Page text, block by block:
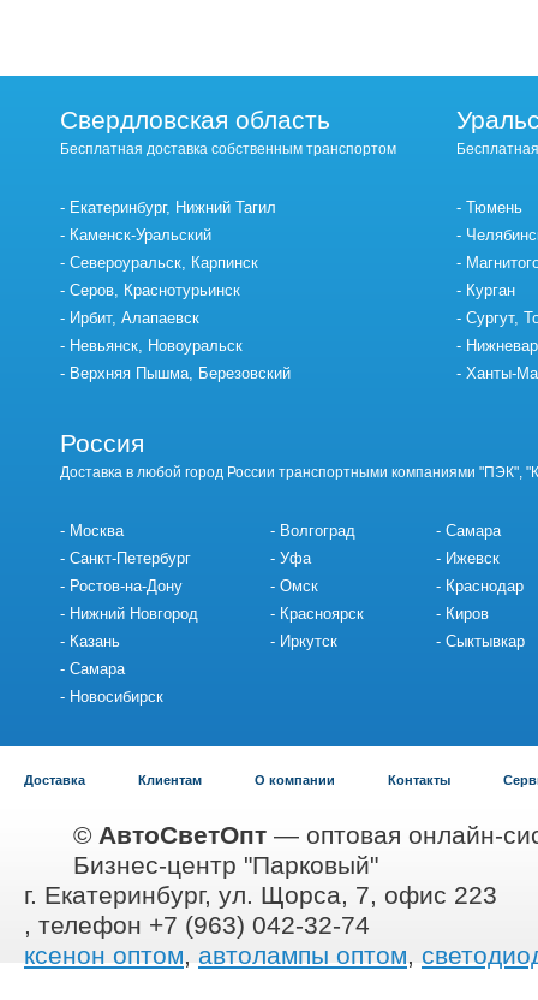
Свердловская область
Бесплатная доставка собственным транспортом
Екатеринбург, Нижний Тагил
Каменск-Уральский
Североуральск, Карпинск
Серов, Краснотурьинск
Ирбит, Алапаевск
Невьянск, Новоуральск
Верхняя Пышма, Березовский
Тюмень
Курган
Сургут,
Ханты-
Россия
Доставка в любой город России транспортными компаниями "ПЭК",
Москва
Санкт-Петербург
Ростов-на-Дону
Нижний Новгород
Казань
Самара
Новосибирск
Волгоград
Уфа
Омск
Красноярск
Иркутск
Самара
Ижевск
Краснодар
Киров
Сыктывкар
Доставка Клиентам О компании Контакты
© АвтоСветОпт — оптовая онлайн-
Бизнес-центр "Парковый"
г. Екатеринбург, ул. Щорса, 7, офис 223
, телефон +7 (963) 042-32-74
ксенон оптом, автолампы оптом,